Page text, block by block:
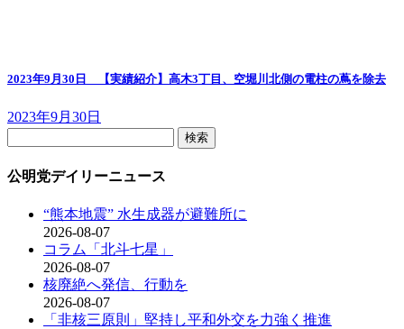
2023年9月30日 【実績紹介】高木3丁目、空堀川北側の電柱の蔦を除去
2023年9月30日
公明党デイリーニュース
“熊本地震” 水生成器が避難所に
2026-08-07
コラム「北斗七星」
2026-08-07
核廃絶へ発信、行動を
2026-08-07
「非核三原則」堅持し平和外交を力強く推進